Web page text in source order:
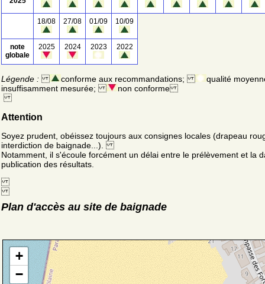
18/08 27/08 01/09 10/09
note
globale
2025 2024 2023 2022
Légende : conforme aux recommandations;
qualité
insuffisamment mesurée;
non conforme
Attention
Soyez prudent, obéissez toujours aux consignes locales (drapeau
interdiction de baignade...).
Notamment, il s'écoule forcément un délai entre le prélèvement et la
publication des résultats.
Plan d'accès au site de baignade
+
−